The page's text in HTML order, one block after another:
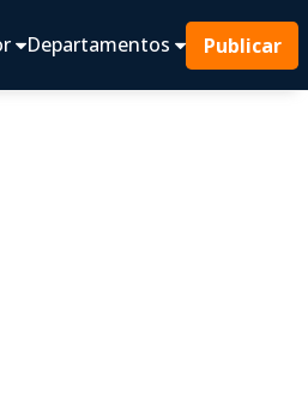
Departamentos Publicar